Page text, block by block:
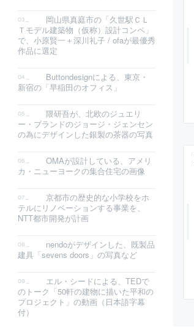
岡山県真庭市の「久世駅ＣＬ
Ｔモデル建築物（仮称）設計コンペ」
で、小原賢一＋深川礼子 / ofaが最優秀
作品に選定
Buttondesignによる、東京・
新宿の「早稲田のオフィス」
隈研吾が、北欧のジュエリ
ー・ブランドのジョージ・ジェンセン
の為にデザインした銀製の茶器の写真
OMAが設計している、アメリ
カ・ニューヨークの集合住宅の画像
京都市の歴史的な小学校をホ
テルにリノベーションする事業を、
NTT都市開発が計画
nendoがデザインした、既製品
建具「sevens doors」の写真など
エル・シードによる、TEDで
のトーク「50軒の建物に描いた平和の
プロジェクト」の動画（日本語字幕
付）